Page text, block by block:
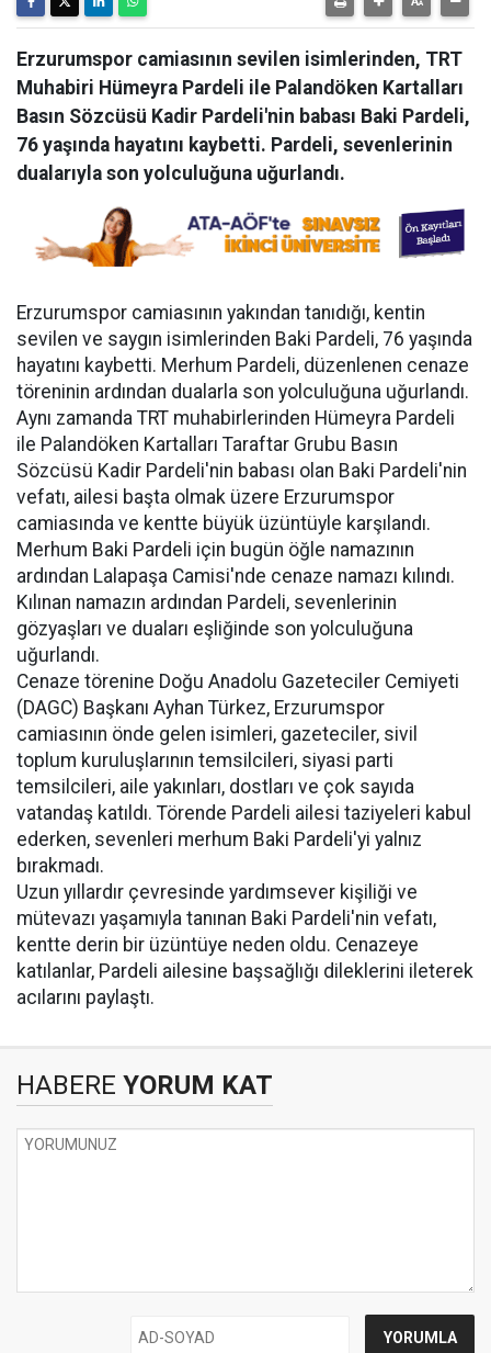
Erzurumspor camiasının sevilen isimlerinden, TRT
Muhabiri Hümeyra Pardeli ile Palandöken Kartalları
Basın Sözcüsü Kadir Pardeli'nin babası Baki Pardeli,
76 yaşında hayatını kaybetti. Pardeli, sevenlerinin
dualarıyla son yolculuğuna uğurlandı.
Erzurumspor camiasının yakından tanıdığı, kentin
sevilen ve saygın isimlerinden Baki Pardeli, 76 yaşında
hayatını kaybetti. Merhum Pardeli, düzenlenen cenaze
töreninin ardından dualarla son yolculuğuna uğurlandı.
Aynı zamanda TRT muhabirlerinden Hümeyra Pardeli
ile Palandöken Kartalları Taraftar Grubu Basın
Sözcüsü Kadir Pardeli'nin babası olan Baki Pardeli'nin
vefatı, ailesi başta olmak üzere Erzurumspor
camiasında ve kentte büyük üzüntüyle karşılandı.
Merhum Baki Pardeli için bugün öğle namazının
ardından Lalapaşa Camisi'nde cenaze namazı kılındı.
Kılınan namazın ardından Pardeli, sevenlerinin
gözyaşları ve duaları eşliğinde son yolculuğuna
uğurlandı.
Cenaze törenine Doğu Anadolu Gazeteciler Cemiyeti
(DAGC) Başkanı Ayhan Türkez, Erzurumspor
camiasının önde gelen isimleri, gazeteciler, sivil
toplum kuruluşlarının temsilcileri, siyasi parti
temsilcileri, aile yakınları, dostları ve çok sayıda
vatandaş katıldı. Törende Pardeli ailesi taziyeleri kabul
ederken, sevenleri merhum Baki Pardeli'yi yalnız
bırakmadı.
Uzun yıllardır çevresinde yardımsever kişiliği ve
mütevazı yaşamıyla tanınan Baki Pardeli'nin vefatı,
kentte derin bir üzüntüye neden oldu. Cenazeye
katılanlar, Pardeli ailesine başsağlığı dileklerini ileterek
acılarını paylaştı.
HABERE YORUM KAT